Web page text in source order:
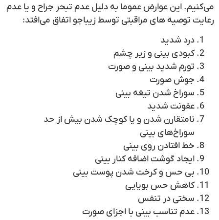
می‌کنیم. این عوارض عموما به دلیل عدم تبحر جراح و یا عدم
رعایت توصیه های مراقبتی توسط زیباجو اتفاق می‌افتد:
درد شدید
کبودی بینی و زیر چشم
تورم شدید بینی و صورت
جوش صورت
سوراخ شدن تیغه بینی
عفونت شدید
نامتقارن شدن و یا کوچک شدن بیش از حد
سوراخ‌های بینی
خط افتادن روی بینی
ایجاد گوشت اضافه کنار بینی
بی حس و کرخت شدن پوست بینی
کاهش حس بویایی
سختی در تنفس
عدم تناسب بینی با اجزای صورت